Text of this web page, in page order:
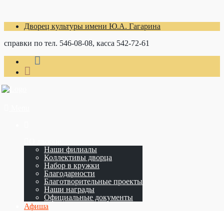
Дворец культуры имени Ю.А. Гагарина
справки по тел. 546-08-08, касса 542-72-61
Наши филиалы
Коллективы дворца
Набор в кружки
Благодарности
Благотворительные проекты
Наши награды
Официальные документы
Афиша